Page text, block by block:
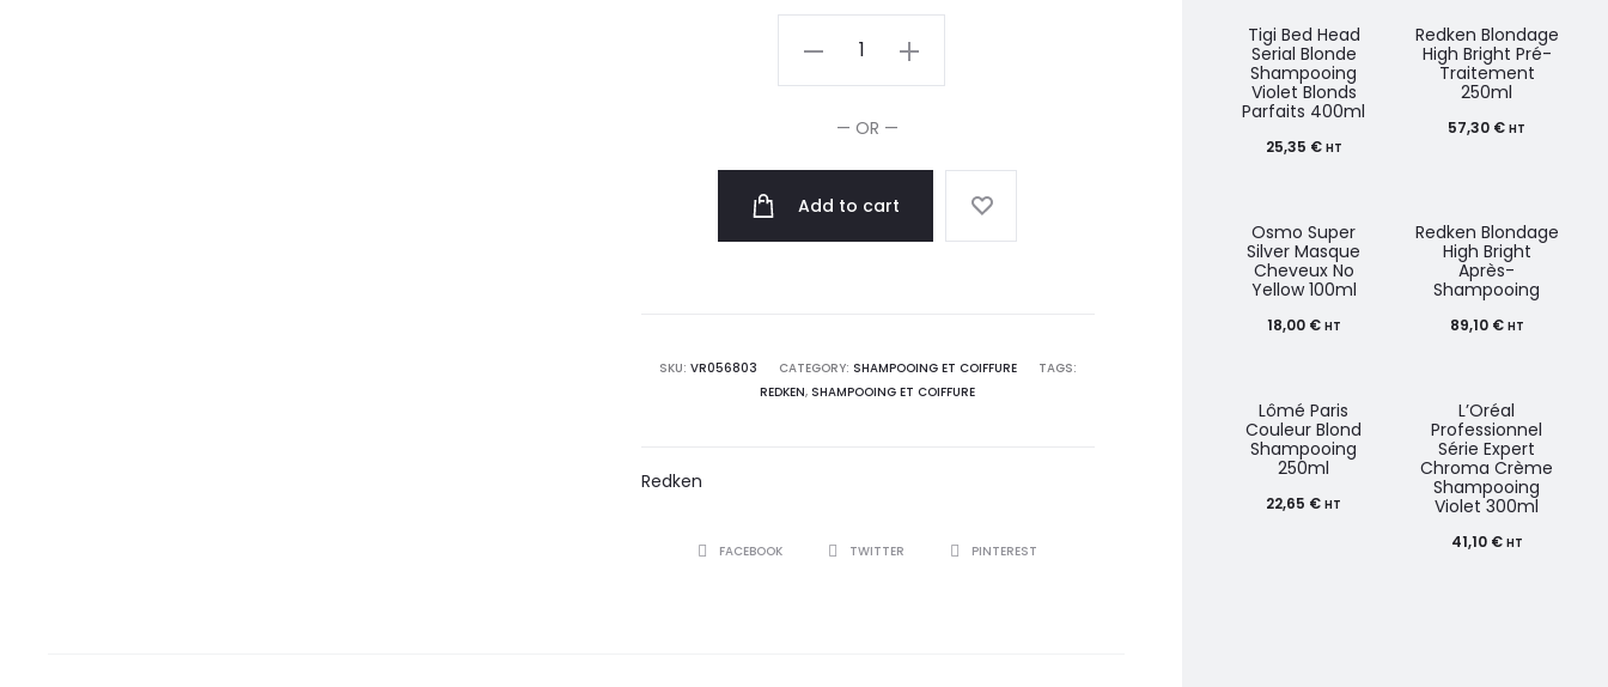
Shampooing
1L
quantity
— OR —
Add to cart
SKU: VR056803 CATEGORY: SHAMPOOING ET COIFFURE
TAGS:
REDKEN, SHAMPOOING ET COIFFURE
Redken
SHAREFACEBOOK TWITTER PINTEREST
Tigi Bed Head
Serial Blonde
Shampooing
Violet Blonds
Parfaits 400ml
25,35 € HT
Redken Blondage
High Bright Pré-
Traitement
250ml
57,30 € HT
Osmo Super
Silver Masque
Cheveux No
Yellow 100ml
18,00 € HT
Redken Blondage
High Bright
Après-
Shampooing
89,10 € HT
Lômé Paris
Couleur Blond
Shampooing
250ml
22,65 € HT
L’Oréal
Professionnel
Série Expert
Chroma Crème
Shampooing
Violet 300ml
41,10 € HT